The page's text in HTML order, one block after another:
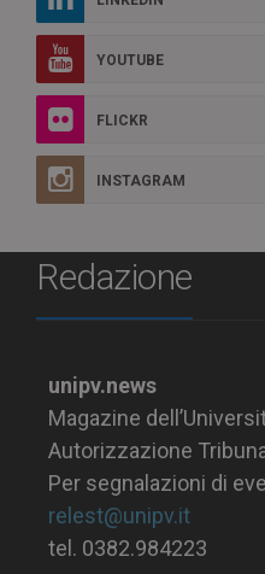
YOUTUBE
FLICKR
INSTAGRAM
Redazione
unipv.news
Magazine
Autorizzazione
Per segnalazioni di
relest@unipv.it
tel. 0382.984223